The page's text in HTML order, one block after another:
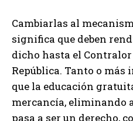
Cambiarlas al
significa que deben
dicho hasta el Contralor
República. Tanto o
que la educación
mercancía, eliminando
pasa a ser un derecho,